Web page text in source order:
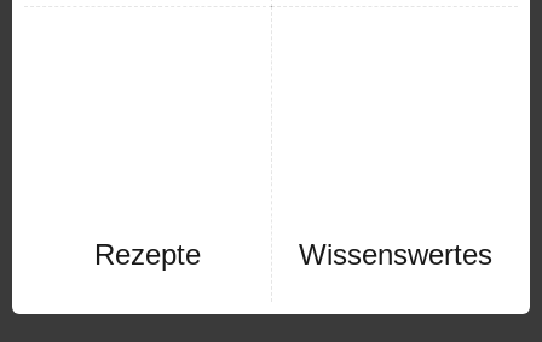
Rezepte Wissenswertes